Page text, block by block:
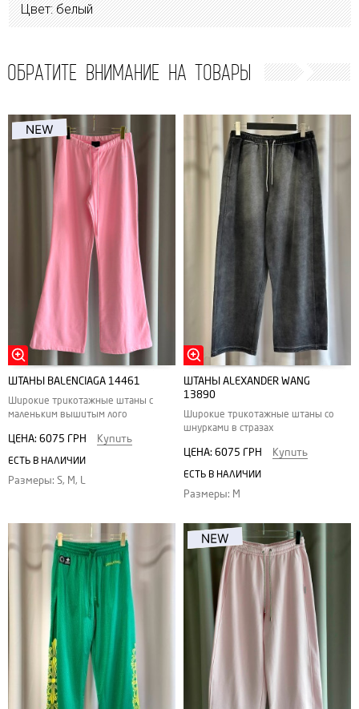
Цвет: белый
ОБРАТИТЕ ВНИМАНИЕ НА ТОВАРЫ
ШТАНЫ BALENCIAGA 14461
Широкие трикотажные штаны с
маленьким вышитым лого
ЦЕНА: 6075 ГРН Купить
ЕСТЬ В НАЛИЧИИ
Размеры: S, M, L
ШТАНЫ ALEXANDER WANG
13890
Широкие трикотажные штаны со
шнурками в стразах
ЦЕНА: 6075 ГРН Купить
ЕСТЬ В НАЛИЧИИ
Размеры: M